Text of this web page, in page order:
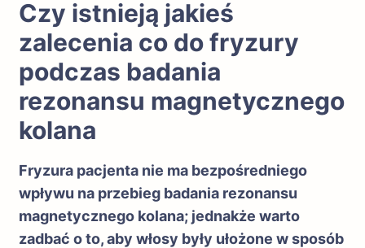
Czy istnieją jakieś
zalecenia co do fryzury
podczas badania
rezonansu magnetycznego
kolana
Fryzura pacjenta nie ma bezpośredniego
wpływu na przebieg badania rezonansu
magnetycznego kolana; jednakże warto
zadbać o to, aby włosy były ułożone w sposób